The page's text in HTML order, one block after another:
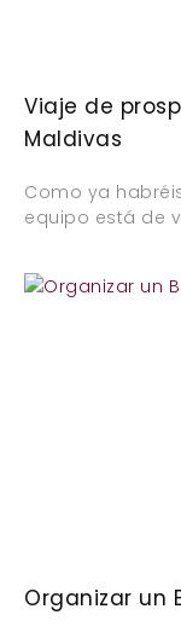
Viaje de
Maldivas
Como ya
equipo está de
Organizar un